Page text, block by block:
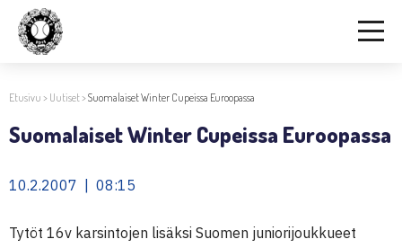
Etusivu > Uutiset>Suomalaiset Winter Cupeissa Euroopassa
Suomalaiset Winter Cupeissa Euroopassa
10.2.2007 | 08:15
Tytöt 16v karsintojen lisäksi Suomen juniorijoukkueet